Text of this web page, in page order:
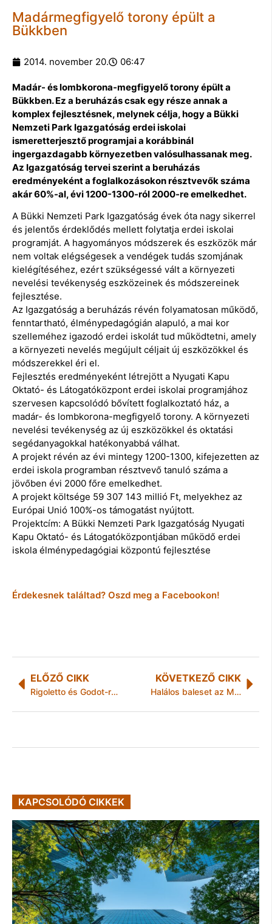
Madármegfigyelő torony épült a
Bükkben
2014. november 20. 06:47
Madár- és lombkorona-megfigyelő torony épült a
Bükkben. Ez a beruházás csak egy része annak a
komplex fejlesztésnek, melynek célja, hogy a Bükki
Nemzeti Park Igazgatóság erdei iskolai
ismeretterjesztő programjai a korábbinál
ingergazdagabb környezetben valósulhassanak meg.
Az Igazgatóság tervei szerint a beruházás
eredményeként a foglalkozásokon résztvevők száma
akár 60%-al, évi 1200-1300-ról 2000-re emelkedhet.
A Bükki Nemzeti Park Igazgatóság évek óta nagy sikerrel
és jelentős érdeklődés mellett folytatja erdei iskolai
programját. A hagyományos módszerek és eszközök már
nem voltak elégségesek a vendégek tudás szomjának
kielégítéséhez, ezért szükségessé vált a környezeti
nevelési tevékenység eszközeinek és módszereinek
fejlesztése.
Az Igazgatóság a beruházás révén folyamatosan működő,
fenntartható, élménypedagógián alapuló, a mai kor
szelleméhez igazodó erdei iskolát tud működtetni, amely
a környezeti nevelés megújult céljait új eszközökkel és
módszerekkel éri el.
Fejlesztés eredményeként létrejött a Nyugati Kapu
Oktató- és Látogatóközpont erdei iskolai programjához
szervesen kapcsolódó bővített foglalkoztató ház, a
madár- és lombkorona-megfigyelő torony. A környezeti
nevelési tevékenység az új eszközökkel és oktatási
segédanyagokkal hatékonyabbá válhat.
A projekt révén az évi mintegy 1200-1300, kifejezetten az
erdei iskola programban résztvevő tanuló száma a
jövőben évi 2000 főre emelkedhet.
A projekt költsége 59 307 143 millió Ft, melyekhez az
Európai Unió 100%-os támogatást nyújtott.
Projektcím: A Bükki Nemzeti Park Igazgatóság Nyugati
Kapu Oktató- és Látogatóközpontjában működő erdei
iskola élménypedagógiai központú fejlesztése
Érdekesnek találtad? Oszd meg a Facebookon!
ELŐZŐ CIKK
Rigoletto és Godot-ra várva: a Miskolci Nemzeti Színház új bemutatói
KÖVETKEZŐ CIKK
Halálos baleset az M3-as autópályán
KAPCSOLÓDÓ CIKKEK